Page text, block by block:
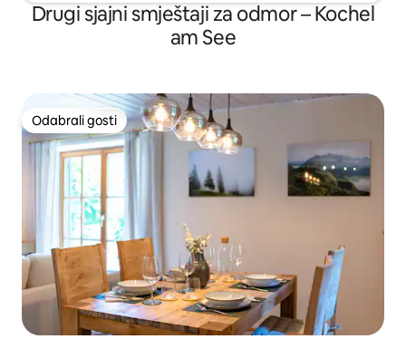
Drugi sjajni smještaji za odmor – Kochel
am See
Odabrali gosti
Odabrali gosti